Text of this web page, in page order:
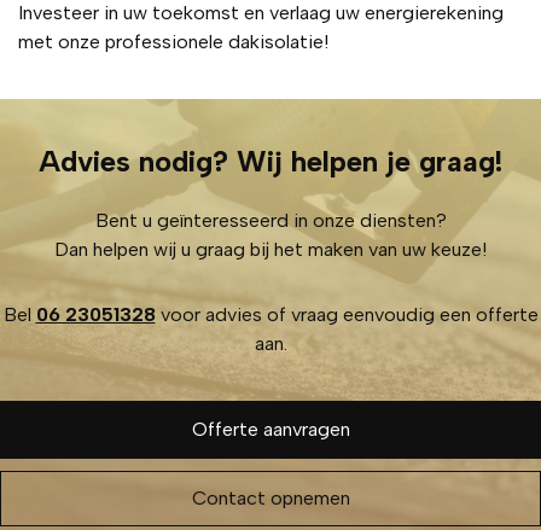
Investeer in uw toekomst en verlaag uw energierekening
met onze professionele dakisolatie!
Advies nodig? Wij helpen je graag!
Bent u geïnteresseerd in onze diensten?
Dan helpen wij u graag bij het maken van uw keuze!
Bel 06 23051328voor advies of vraag eenvoudig een offerte
aan.
Offerte aanvragen
Contact opnemen